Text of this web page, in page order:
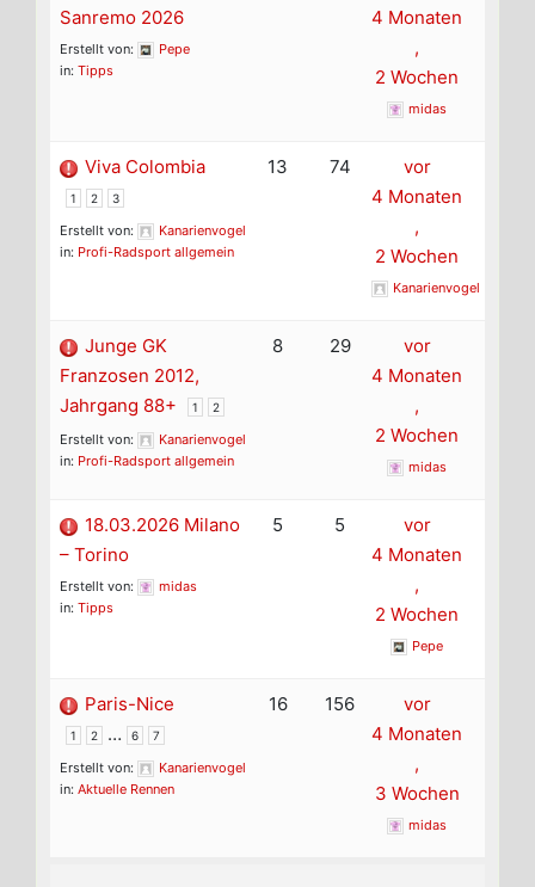
Sanremo 2026
Erstellt von:
Pepe
in: Tipps
4 Monaten
,
2 Wochen
midas
Viva Colombia
1 2 3
Erstellt von:
Kanarienvogel
in: Profi-Radsport allgemein
13 74
vor
4 Monaten
,
2 Wochen
Kanarienvogel
Junge GK
Franzosen 2012,
Jahrgang 88+
1 2
Erstellt von:
Kanarienvogel
in: Profi-Radsport allgemein
8 29
vor
4 Monaten
,
2 Wochen
midas
18.03.2026 Milano
– Torino
Erstellt von:
midas
in: Tipps
5 5
vor
4 Monaten
,
2 Wochen
Pepe
Paris-Nice
1 2 … 6 7
Erstellt von:
Kanarienvogel
in: Aktuelle Rennen
16 156
vor
4 Monaten
,
3 Wochen
midas